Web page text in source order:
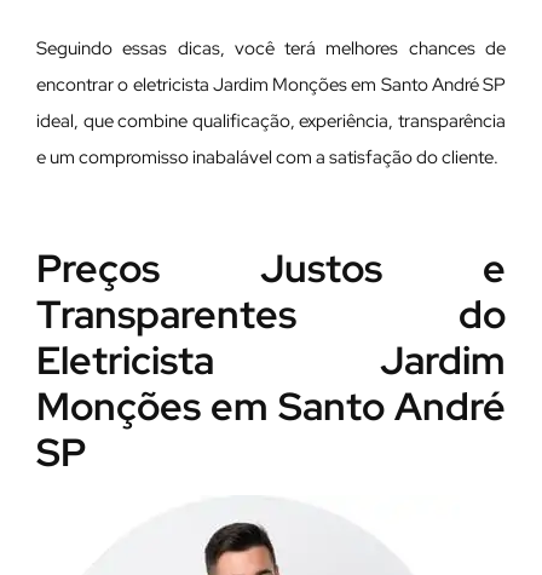
Seguindo essas dicas, você terá melhores chances de
encontrar o eletricista Jardim Monções em Santo André SP
ideal, que combine qualificação, experiência, transparência
e um compromisso inabalável com a satisfação do cliente.
Preços Justos e
Transparentes do
Eletricista Jardim
Monções em Santo André
SP